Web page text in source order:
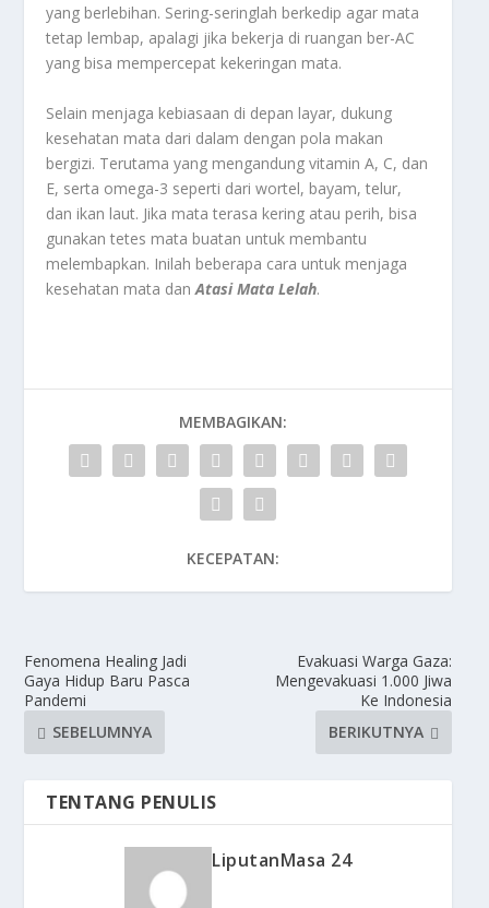
yang berlebihan. Sering-seringlah berkedip agar mata
tetap lembap, apalagi jika bekerja di ruangan ber-AC
yang bisa mempercepat kekeringan mata.
Selain menjaga kebiasaan di depan layar, dukung
kesehatan mata dari dalam dengan pola makan
bergizi. Terutama yang mengandung vitamin A, C, dan
E, serta omega-3 seperti dari wortel, bayam, telur,
dan ikan laut. Jika mata terasa kering atau perih, bisa
gunakan tetes mata buatan untuk membantu
melembapkan. Inilah beberapa cara untuk menjaga
kesehatan mata danAtasi Mata Lelah.
MEMBAGIKAN:
KECEPATAN:
Fenomena Healing Jadi
Gaya Hidup Baru Pasca
Pandemi
SEBELUMNYA
Evakuasi Warga Gaza:
Mengevakuasi 1.000 Jiwa
Ke Indonesia
BERIKUTNYA
TENTANG PENULIS
LiputanMasa 24